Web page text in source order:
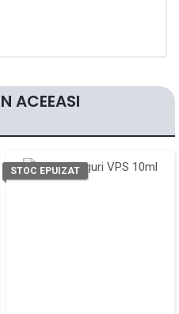
ACEEASI
STOC EPUIZAT